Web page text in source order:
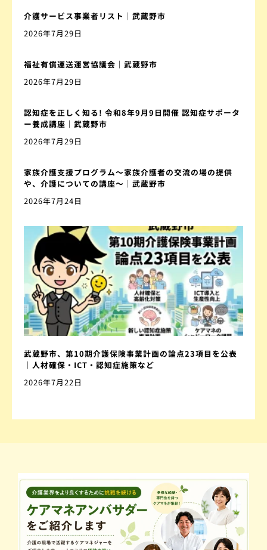
介護サービス事業者リスト｜武蔵野市
2026年7月29日
福祉有償運送運営協議会｜武蔵野市
2026年7月29日
認知症を正しく知る! 令和8年9月9日開催 認知症サポータ
ー養成講座｜武蔵野市
2026年7月29日
家族介護支援プログラム〜家族介護者の交流の場の提供
や、介護についての講座〜｜武蔵野市
2026年7月24日
武蔵野市、第10期介護保険事業計画の論点23項目を公表
｜人材確保・ICT・認知症施策など
2026年7月22日